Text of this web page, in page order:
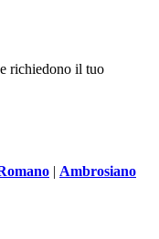
richiedono il tuo
| Ambrosiano